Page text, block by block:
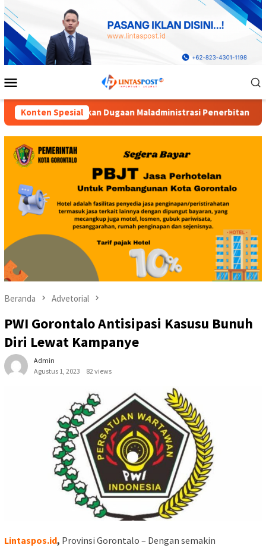
Loncat
ke
konten
Mobile
Konten SpesialPenerbitan HGB PT Alif Satya Perkasa di Kota
Beranda Advetorial
PWI Gorontalo Antisipasi Kasusu Bunuh
Diri Lewat Kampanye
Admin
Agustus 1, 2023
82 views
Lintaspos.id, Provinsi Gorontalo – Dengan semakin